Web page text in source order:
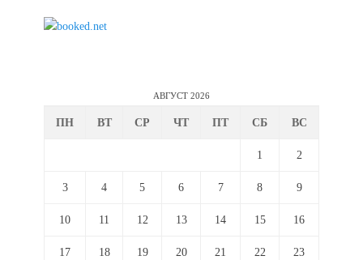
АВГУСТ 2026
ПН ВТ СР ЧТ ПТ СБ ВС
1 2
3 4 5 6 7 8 9
10 11 12 13 14 15 16
17 18 19 20 21 22 23